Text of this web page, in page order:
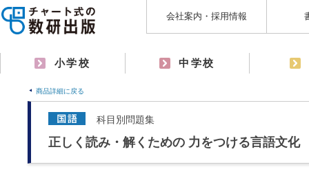
会社案内・採用情報
小学校 中学校
商品詳細に戻る
科目別問題集
正しく読み・解くための 力をつける言語文化